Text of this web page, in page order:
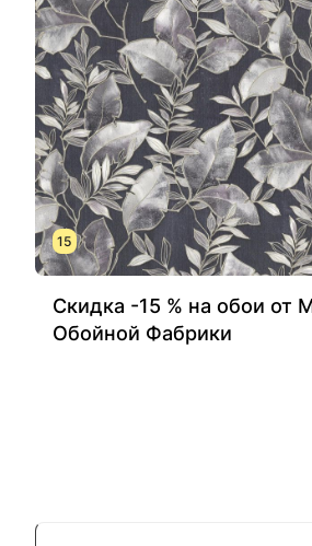
15
Скидка -15 % на обои от
Обойной Фабрики